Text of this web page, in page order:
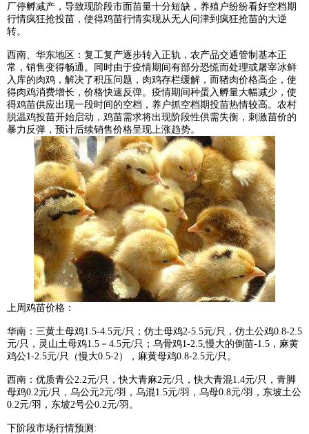
厂停孵减产，导致现阶段市面苗量十分短缺，养殖户纷纷看好空档期
行情疯狂抢投苗，使得鸡苗行情实现从无人问津到疯狂抢苗的大逆
转。
西南、华东地区：复工复产逐步转入正轨，农产品交通管制基本正
常，销售变得畅通。同时由于疫情期间有部分恐慌而处理或屠宰冰鲜
入库的肉鸡，解决了积压问题，肉鸡存栏缓解，而猪肉价格高企，使
得肉鸡消费增长，价格快速反弹。疫情期间种蛋入孵量大幅减少，使
得鸡苗供应出现一段时间的空档，养户抓空档期投苗热情较高。农村
脱温鸡投苗开始启动，鸡苗需求将出现阶段性供需失衡，刺激苗价的
暴力反弹，预计后续销售价格呈现上涨趋势。
上周鸡苗价格：
华南：三黄土母鸡1.5-4.5元/只；仿土母鸡2-5.5元/只，仿土公鸡0.8-2.5
元/只，灵山土母鸡1.5－4.5元/只；乌骨鸡1-2.5,慢大的倒苗-1.5，麻黄
鸡公1-2.5元/只（慢大0.5-2），麻黄母鸡0.8-2.5元/只。
西南：优质青公2.2元/只，快大青麻2元/只，快大青混1.4元/只，青脚
母鸡0.2元/只，乌公元2元/羽，乌混1.5元/羽，乌母0.8元/羽，东坡土公
0.2元/羽，东坡2号公0.2元/羽。
下阶段市场行情预测: